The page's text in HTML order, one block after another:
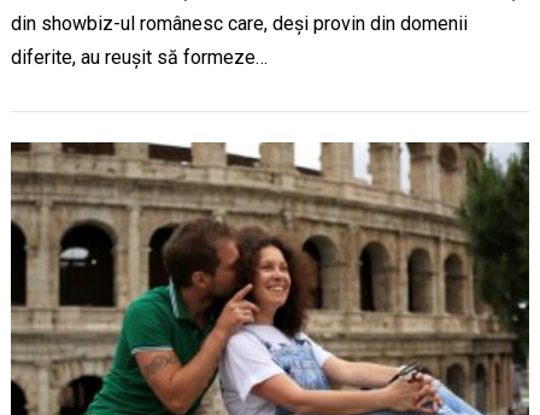
din showbiz-ul românesc care, deși provin din domenii
diferite, au reușit să formeze…